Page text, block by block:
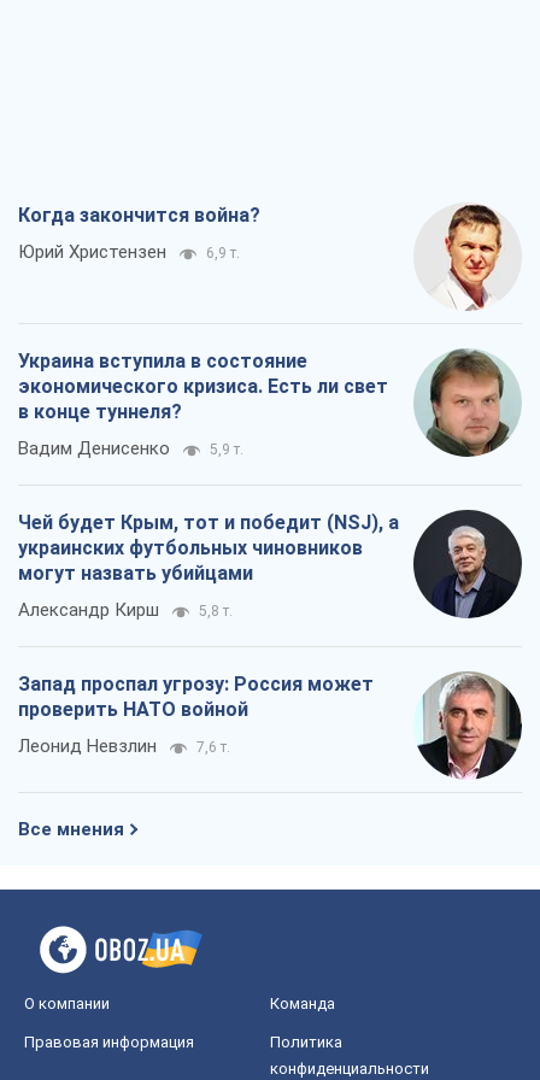
Когда закончится война?
Юрий Христензен 6,9 т.
Украина вступила в состояние
экономического кризиса. Есть ли свет
в конце туннеля?
Вадим Денисенко 5,9 т.
Чей будет Крым, тот и победит (NSJ), а
украинских футбольных чиновников
могут назвать убийцами
Александр Кирш 5,8 т.
Запад проспал угрозу: Россия может
проверить НАТО войной
Леонид Невзлин 7,6 т.
Все мнения
О компании Команда
Правовая информация
Политика
конфиденциальности